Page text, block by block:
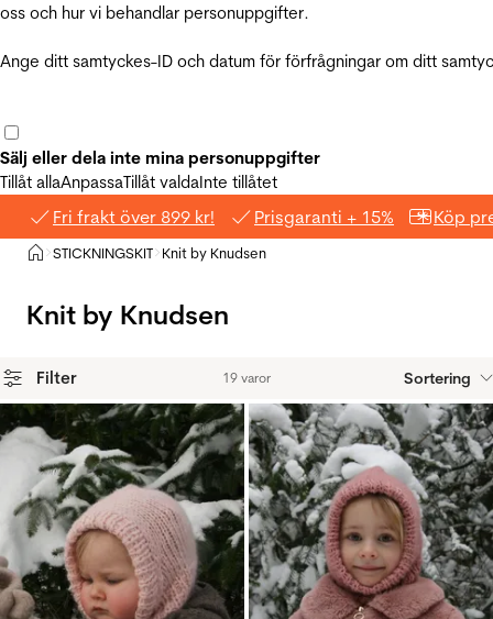
oss och hur vi behandlar personuppgifter.
Ange ditt samtyckes-ID och datum för förfrågningar om ditt
Sälj eller dela inte mina personuppgifter
Tillåt allaAnpassaTillåt valdaInte tillåtet
Fri frakt över 899 kr! Prisgaranti + 15% Köp
Hem
>STICKNINGSKIT >Knit by Knudsen
Knit by Knudsen
Filter 19 varor Sortering
Produkter